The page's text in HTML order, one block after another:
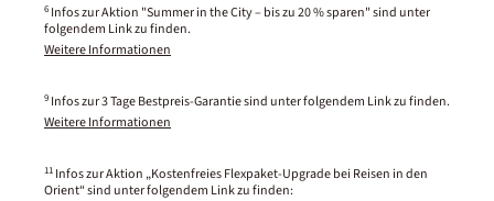
6 Infos zur Aktion "Summer in the City – bis zu 20 % sparen" sind unter
folgendem Link zu finden.
Weitere Informationen
9 Infos zur 3 Tage Bestpreis-Garantie sind unter folgendem Link zu finden.
Weitere Informationen
11 Infos zur Aktion „Kostenfreies Flexpaket-Upgrade bei Reisen in den
Orient“ sind unter folgendem Link zu finden: